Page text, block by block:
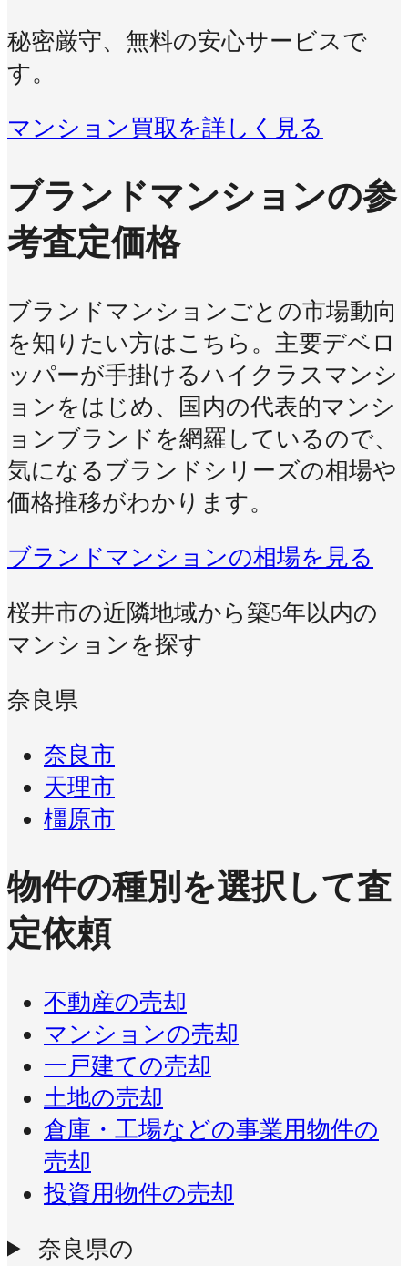
秘密厳守、無料の安心サービスで
す。
マンション買取を詳しく見る
ブランドマンションの参
考査定価格
ブランドマンションごとの市場動向
を知りたい方はこちら。主要デベロ
ッパーが手掛けるハイクラスマンシ
ョンをはじめ、国内の代表的マンシ
ョンブランドを網羅しているので、
気になるブランドシリーズの相場や
価格推移がわかります。
ブランドマンションの相場を見る
桜井市の近隣地域から築5年以内の
マンションを探す
奈良県
奈良市
天理市
橿原市
物件の種別を選択して査
定依頼
不動産の売却
マンションの売却
一戸建ての売却
土地の売却
倉庫・工場などの事業用物件の
売却
投資用物件の売却
奈良県の